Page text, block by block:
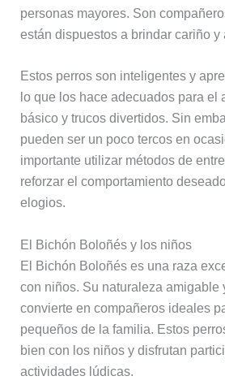
personas mayores. Son
están dispuestos a brindar cariño y
Estos perros son inteligentes y
lo que los hace adecuados para el
básico y trucos divertidos. Sin
pueden ser un poco tercos en
importante utilizar métodos de
reforzar el comportamiento
elogios.
El Bichón Boloñés y los niños
El Bichón Boloñés es una raza
con niños. Su naturaleza amigable
convierte en compañeros ideales
pequeños de la familia. Estos
bien con los niños y disfrutan
actividades lúdicas.